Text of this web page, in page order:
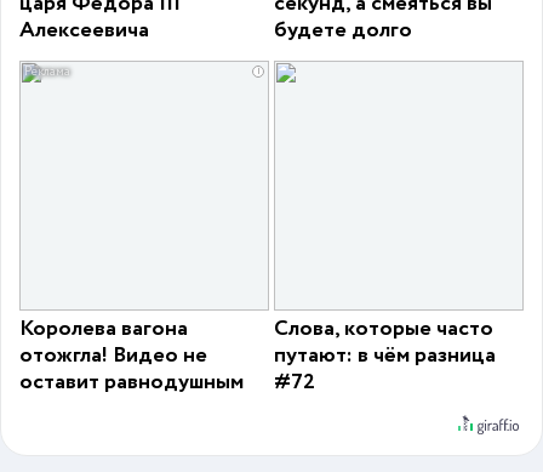
Алексеевича
будете долго
i
Королева вагона
отожгла! Видео не
оставит равнодушным
Слова, которые часто
путают: в чём разница
#72